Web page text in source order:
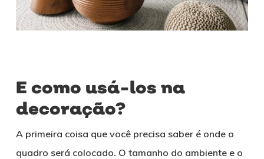
E como usá-los na
decoração?
A primeira coisa que você precisa saber é onde o
quadro será colocado. O tamanho do ambiente e o